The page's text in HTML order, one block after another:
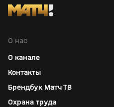
О нас
О канале
Контакты
Брендбук Матч ТВ
Охрана труда